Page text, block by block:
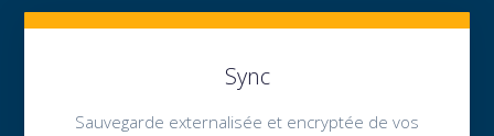
Sync
Sauvegarde externalisée et encryptée de vos